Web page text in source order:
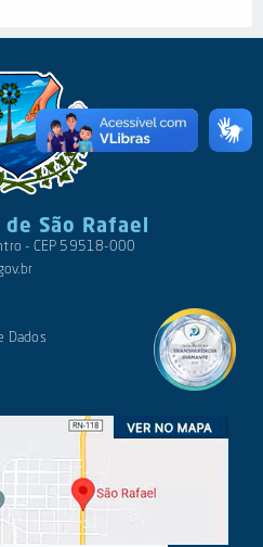
São Rafael
- CEP 59518-000
Dados